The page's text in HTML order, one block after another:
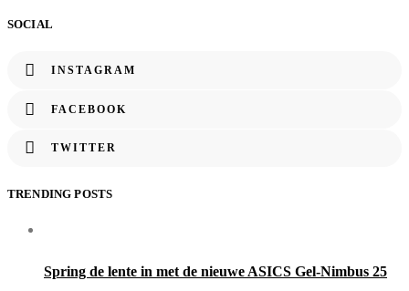
SOCIAL
INSTAGRAM
FACEBOOK
TWITTER
TRENDING POSTS
Spring de lente in met de nieuwe ASICS Gel-Nimbus 25